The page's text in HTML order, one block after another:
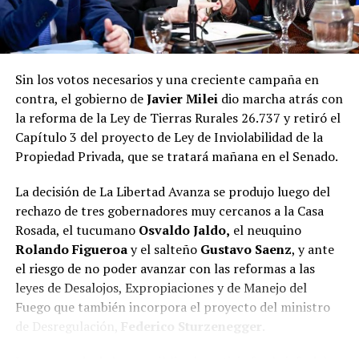
Dib y el agua
Por otro lado, el concejalJair Dibinauguró su bloque
unipersonal, Acuerdo Urbano, desde el que impulsó
proyectos para insistir en la resolución de la
problemática en torno a la empresa Servicios de Aguas
de Misiones Sociedad Anónima (Samsa), que se mantiene
desde comienzos de año y que, según expuso ante sus
Además, solicitó modificar el reglamento del HCD, que
prohíbe el tratamiento de una iniciativa rechazada
durante el mismo período legislativo, para volver a
exigir a la prestataria del servicio la colocación de
válvulas de expulsión de aire en las cañerías
domiciliarias.
Sin los votos necesarios y una creciente campaña en
contra, el gobierno deJavier Mileidio marcha atrás con
la reforma de la Ley de Tierras Rurales 26.737 y retiró el
Capítulo 3 del proyecto de Ley de Inviolabilidad de la
Propiedad Privada, que se tratará mañana en el Senado.
La decisión de La Libertad Avanza se produjo luego del
rechazo de tres gobernadores muy cercanos a la Casa
Rosada, el tucumano Osvaldo Jaldo, el neuquino
Rolando Figueroay el salteño Gustavo Saenz, y ante
el riesgo de no poder avanzar con las reformas a las
leyes de Desalojos, Expropiaciones y de Manejo del
Fuego que también incorpora el proyecto del ministro
de Desregulación, Federico Sturzenegger